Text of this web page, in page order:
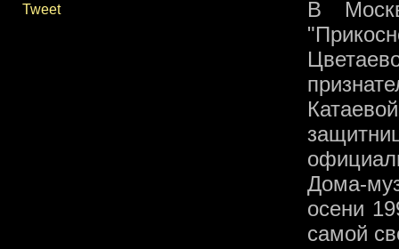
Tweet
В
Дома-
осени
самой